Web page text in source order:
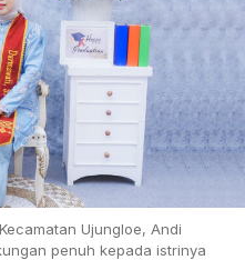
Ujungloe, Andi
penuh kepada istrinya